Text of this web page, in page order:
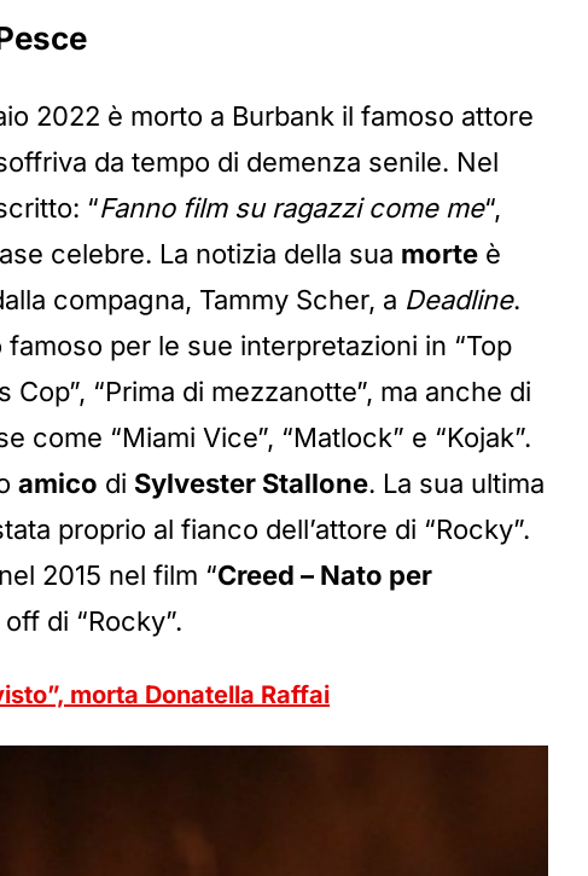
2022 è morto a Burbank il famoso attore
da tempo di demenza senile. Nel
“Fanno film su ragazzi come me“,
celebre. La notizia della sua morte è
compagna, Tammy Scher, a Deadline.
famoso per le sue interpretazioni in “Top
Cop”, “Prima di mezzanotte”, ma anche di
come “Miami Vice”, “Matlock” e “Kojak”.
amico di Sylvester Stallone. La sua ultima
proprio al fianco dell’attore di “Rocky”.
2015 nel film “Creed – Nato per
off di “Rocky”.
morta Donatella Raffai